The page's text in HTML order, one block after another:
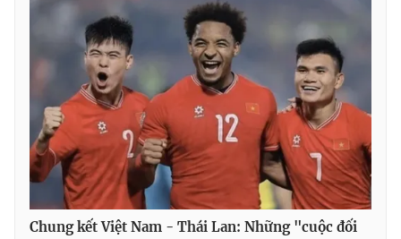
Chung kết Việt Nam - Thái Lan: Những "cuộc đối